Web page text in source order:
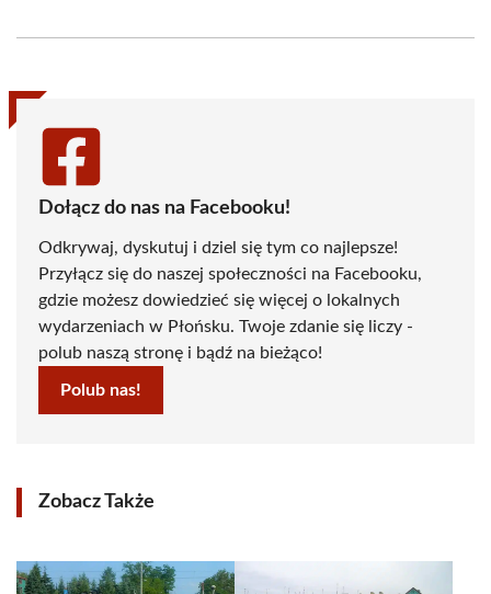
(Twitter)
Dołącz do nas na Facebooku!
Odkrywaj, dyskutuj i dziel się tym co najlepsze!
Przyłącz się do naszej społeczności na Facebooku,
gdzie możesz dowiedzieć się więcej o lokalnych
wydarzeniach w Płońsku. Twoje zdanie się liczy -
polub naszą stronę i bądź na bieżąco!
Polub nas!
Zobacz Także